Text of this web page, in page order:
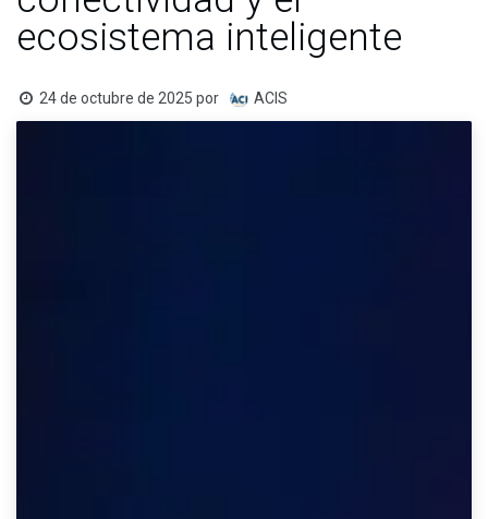
ecosistema inteligente
24 de octubre de 2025 por ACIS